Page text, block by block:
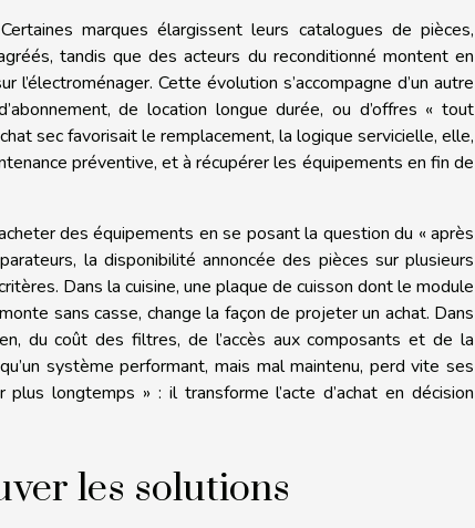
marques élargissent leurs catalogues de pièces,
tandis que des acteurs du reconditionné montent en
l’électroménager. Cette évolution s’accompagne d’un autre
de location longue durée, ou d’offres « tout
sec favorisait le remplacement, la logique servicielle, elle,
préventive, et à récupérer les équipements en fin de
des équipements en se posant la question du « après
la disponibilité annoncée des pièces sur plusieurs
Dans la cuisine, une plaque de cuisson dont le module
sans casse, change la façon de projeter un achat. Dans
du coût des filtres, de l’accès aux composants et de la
système performant, mais mal maintenu, perd vite ses
longtemps » : il transforme l’acte d’achat en décision
les solutions